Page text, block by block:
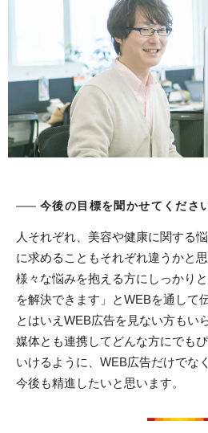
今後の目標を聞かせてくださ
人それぞれ、美容や健康に関する
に求めることもそれぞれ違うかと思
様々な悩みを抱える方にしっかり
を解決できます」とWEBを通して
とはいえWEB広告を見ない方もい
媒体とも連携してどんな方にでも
いけるように、WEB広告だけでな
今後も精進したいと思います。